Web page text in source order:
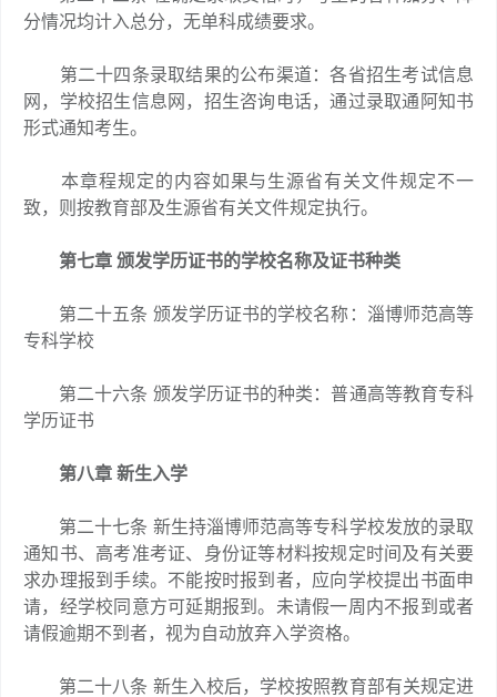
分情况均计入总分，无单科成绩要求。
第二十四条录取结果的公布渠道：各省招生考试信息
网，学校招生信息网，招生咨询电话，通过录取通阿知书
形式通知考生。
本章程规定的内容如果与生源省有关文件规定不一
致，则按教育部及生源省有关文件规定执行。
第七章 颁发学历证书的学校名称及证书种类
第二十五条 颁发学历证书的学校名称：淄博师范高等
专科学校
第二十六条 颁发学历证书的种类：普通高等教育专科
学历证书
第八章 新生入学
第二十七条 新生持淄博师范高等专科学校发放的录取
通知书、高考准考证、身份证等材料按规定时间及有关要
求办理报到手续。不能按时报到者，应向学校提出书面申
请，经学校同意方可延期报到。未请假一周内不报到或者
请假逾期不到者，视为自动放弃入学资格。
第二十八条 新生入校后，学校按照教育部有关规定进